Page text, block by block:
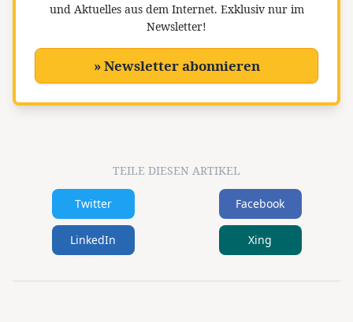
und Aktuelles aus dem Internet. Exklusiv nur im
Newsletter!
» Newsletter abonnieren
TEILE DIESEN ARTIKEL
Twitter Facebook
LinkedIn Xing